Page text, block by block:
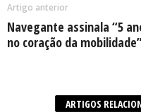
Artigo anterior
Navegante assinala “5
no coração da
ARTIGOS